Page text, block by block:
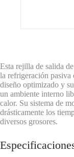
Esta rejilla de salida
la refrigeración pasiva
diseño optimizado y su
un ambiente interno
calor. Su sistema de
drásticamente los
diversos grosores.